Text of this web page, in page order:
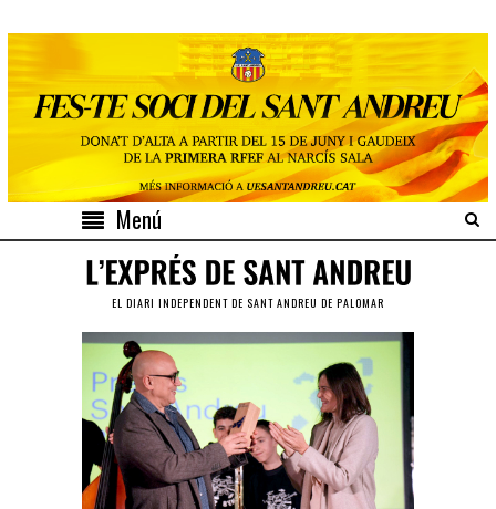
Menú
EL DIARI INDEPENDENT DE SANT ANDREU DE PALOMAR